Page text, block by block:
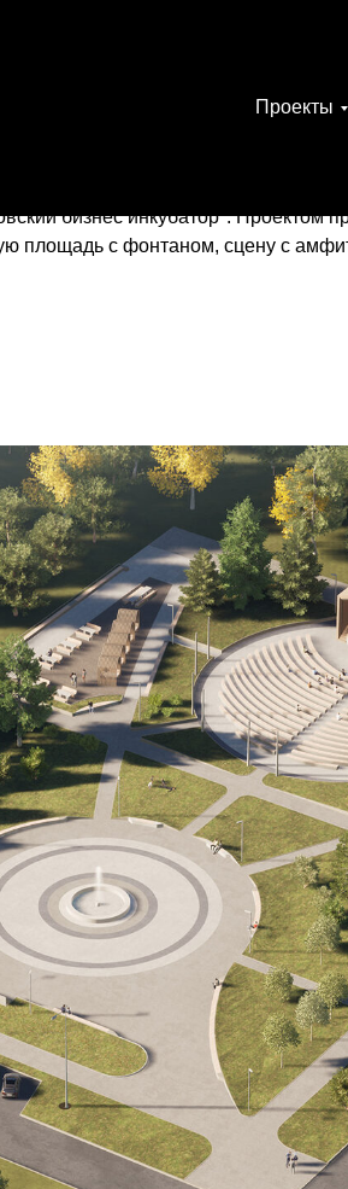
Проекты
бизнес инкубатор". Проектом
площадь с фонтаном, сцену с